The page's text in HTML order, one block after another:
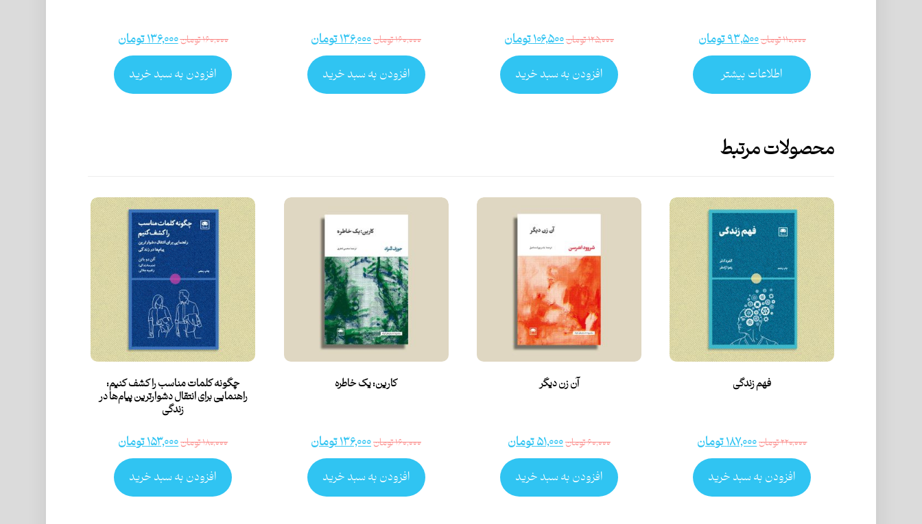
۱۱۰,۰۰۰تومان۹۳,۵۰۰تومان
اطلاعات بیشتر
۱۲۵,۰۰۰تومان۱۰۶,۵۰۰تومان
افزودن به سبد خرید
۱۶۰,۰۰۰تومان۱۳۶,۰۰۰تومان
افزودن به سبد خرید
۱۶۰,۰۰۰تومان۱۳۶,۰۰۰تومان
افزودن به سبد خرید
محصولات مرتبط
فهم زندگی
۲۲۰,۰۰۰تومان۱۸۷,۰۰۰تومان
افزودن به سبد خرید
آن زن دیگر
۶۰,۰۰۰تومان۵۱,۰۰۰تومان
افزودن به سبد خرید
کارین: یک خاطره
۱۶۰,۰۰۰تومان۱۳۶,۰۰۰تومان
افزودن به سبد خرید
چگونه کلمات مناسب را کشف کنیم:
راهنمایی برای انتقال دشوارترین پیام‌ها در
زندگی
۱۸۰,۰۰۰تومان۱۵۳,۰۰۰تومان
افزودن به سبد خرید